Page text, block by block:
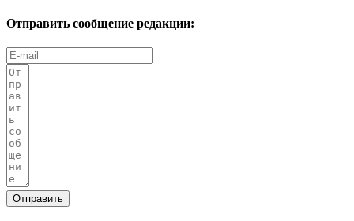
Отправить сообщение редакции:
Отправить